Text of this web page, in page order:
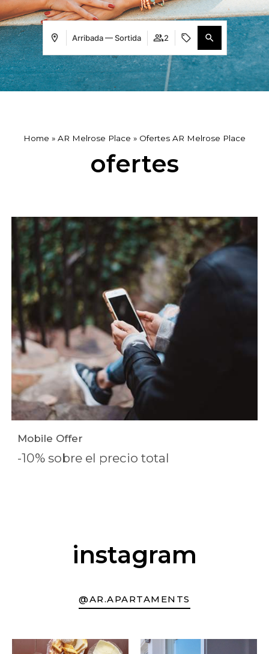
Arribada — Sortida 2
Home » AR Melrose Place » Ofertes AR Melrose Place
ofertes
Mobile Offer
-10% sobre el precio total
instagram
@AR.APARTAMENTS